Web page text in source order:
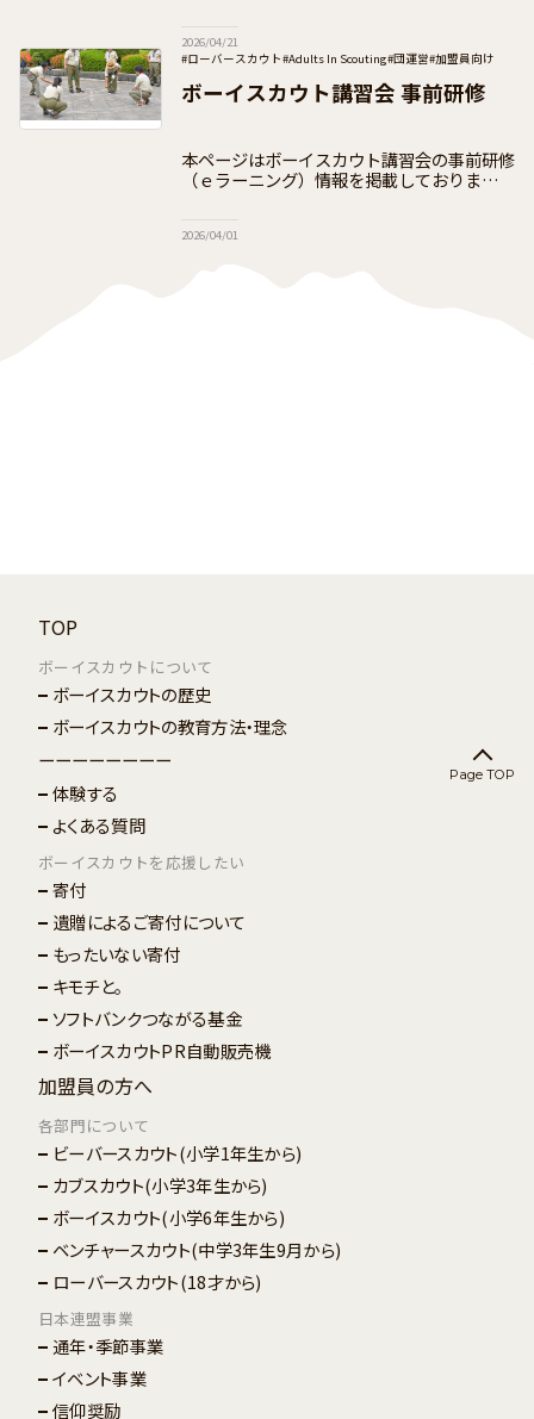
2026/04/21
#ローバースカウト#Adults In Scouting#団運営#加盟員向け
ボーイスカウト講習会 事前研修
本ページはボーイスカウト講習会の事前研修
（ｅラーニング）情報を掲載しております
ーイスカウトの概要とスカウト教育の原理
2026/04/01
Page TOP
TOP
ボーイスカウトについて
ボーイスカウトの歴史
ボーイスカウトの教育方法・理念
ーーーーーーーー
体験する
よくある質問
ボーイスカウトを応援したい
寄付
遺贈によるご寄付について
もったいない寄付
キモチと。
ソフトバンクつながる基金
ボーイスカウトPR自動販売機
加盟員の方へ
各部門について
ビーバースカウト(小学1年生から)
カブスカウト(小学3年生から)
ボーイスカウト(小学6年生から)
ベンチャースカウト(中学3年生9月から)
ローバースカウト(18才から)
日本連盟事業
通年・季節事業
イベント事業
信仰奨励